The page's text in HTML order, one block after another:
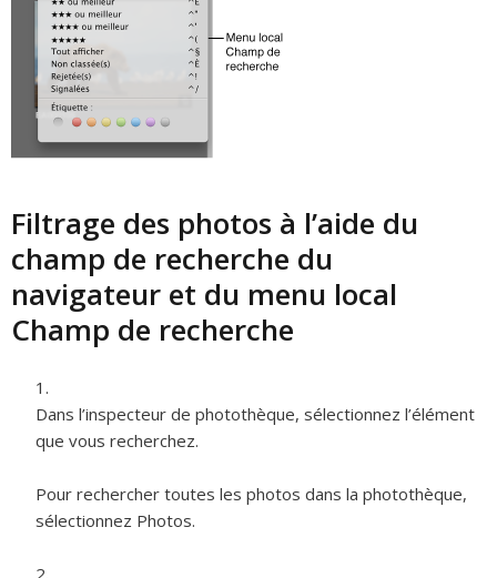
Filtrage des photos à l’aide du
champ de recherche du
navigateur et du menu local
Champ de recherche
Dans l’inspecteur de photothèque, sélectionnez l’élément
que vous recherchez.
Pour rechercher toutes les photos dans la photothèque,
sélectionnez Photos.